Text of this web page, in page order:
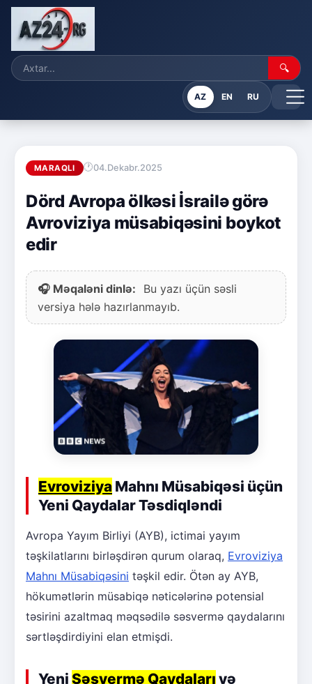
🔍
AZ EN RU
MARAQLI 04.Dekabr.2025
Dörd Avropa ölkəsi İsrailə görə
Avroviziya müsabiqəsini boykot
edir
🎧 Məqaləni dinlə:
Bu yazı üçün səsli
versiya hələ hazırlanmayıb.
Evroviziya Mahnı Müsabiqəsi üçün
Yeni Qaydalar Təsdiqləndi
Avropa Yayım Birliyi (AYB), ictimai yayım
təşkilatlarını birləşdirən qurum olaraq, Evroviziya
Mahnı Müsabiqəsini təşkil edir. Ötən ay AYB,
hökumətlərin müsabiqə nəticələrinə potensial
təsirini azaltmaq məqsədilə səsvermə qaydalarını
sərtləşdirdiyini elan etmişdi.
Yeni Səsvermə Qaydaları və